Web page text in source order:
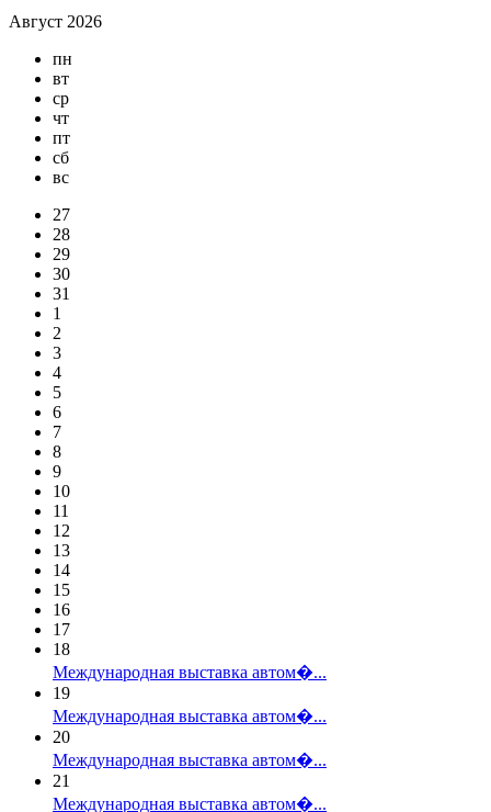
Август 2026
пн
вт
ср
чт
пт
сб
вс
27
28
29
30
31
1
2
3
4
5
6
7
8
9
10
11
12
13
14
15
16
17
18
Международная выставка автом�...
19
Международная выставка автом�...
20
Международная выставка автом�...
21
Международная выставка автом�...